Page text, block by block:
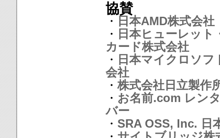
協賛
・ 日本AMD株式会社
・ 日本ヒューレット
カード株式会社
・ 日本マイクロソフ
会社
・ 株式会社日立製作
・ お名前.com レン
バー
・ SRA OSS, Inc. 日